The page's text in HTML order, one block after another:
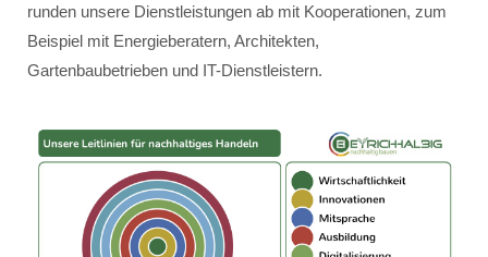
runden unsere Dienstleistungen ab mit Kooperationen, zum
Beispiel mit Energieberatern, Architekten,
Gartenbaubetrieben und IT-Dienstleistern.